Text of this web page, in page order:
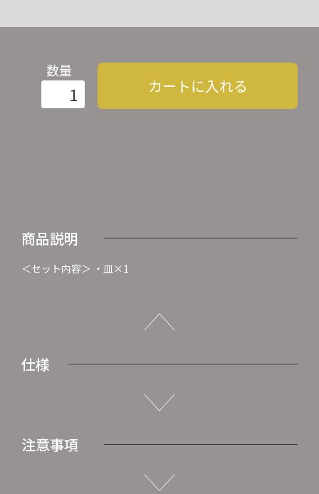
数量
カートに入れる
商品説明
＜セット内容＞ ・皿×1
仕様
注意事項